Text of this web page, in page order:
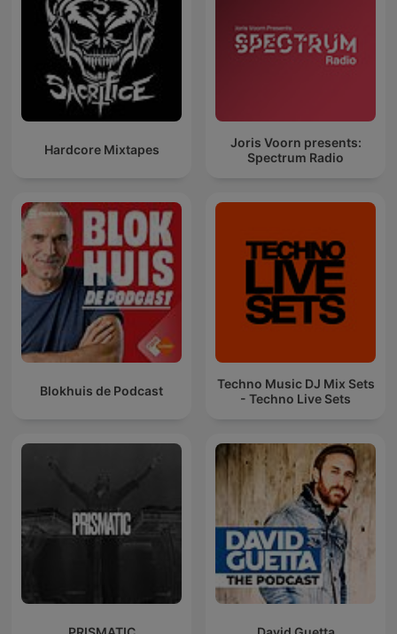
Hardcore Mixtapes
Joris Voorn presents:
Spectrum Radio
Blokhuis de Podcast
Techno Music DJ Mix Sets
- Techno Live Sets